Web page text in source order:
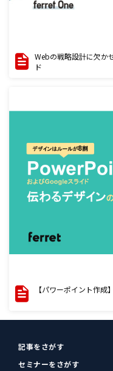
Webの戦略設計に欠か
ド
【パワーポイント作
記事をさがす
セミナーをさがす